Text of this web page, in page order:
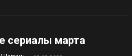
сериалы марта